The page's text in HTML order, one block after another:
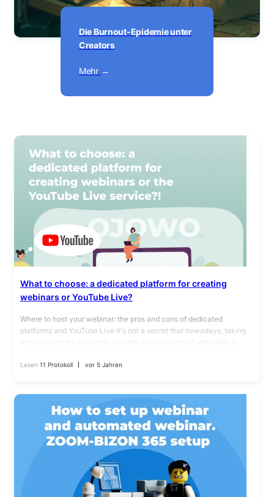
Die Burnout-Epidemie unter
Creators
Mehr →
What to choose: a dedicated platform for creating
webinars or YouTube Live?
Where to host your webinar: the pros and cons of dedicated
platforms and YouTube Live It's not a secret that nowadays, taking
Lesen 11 Protokoll vor 5 Jahren